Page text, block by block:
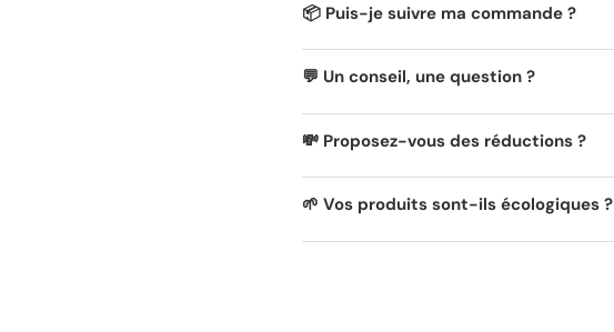
📦 Puis-je suivre ma commande ?
💬 Un conseil, une question ?
💸 Proposez-vous des réductions ?
🌱 Vos produits sont-ils écologiques ?